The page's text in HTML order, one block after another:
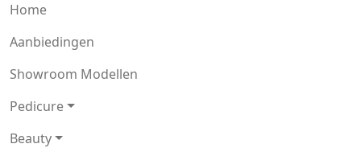
Home
Aanbiedingen
Showroom Modellen
Pedicure
Beauty